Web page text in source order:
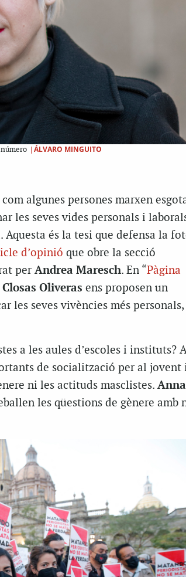
|ÁLVARO MINGUITO
algunes persones marxen
les seves vides personals i
és la tesi que defensa la
d’opinió que obre la secció
per Andrea Maresch. En “Pàgina
Oliveras ens proposen un
les seves vivències més personals,
a les aules d’escoles i instituts?
de socialització per al jovent
ni les actituds masclistes.
les qüestions de gènere amb